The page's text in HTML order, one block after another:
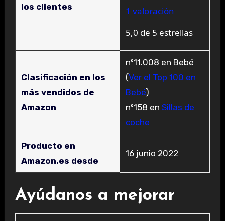
los clientes
1 valoración
5,0 de 5 estrellas
Clasificación en los
más vendidos de
Amazon
nº11.008 en Bebé
(Ver el Top 100 en
Bebé)
nº158 en Sillas de
coche
Producto en
Amazon.es desde
16 junio 2022
Ayúdanos a mejorar